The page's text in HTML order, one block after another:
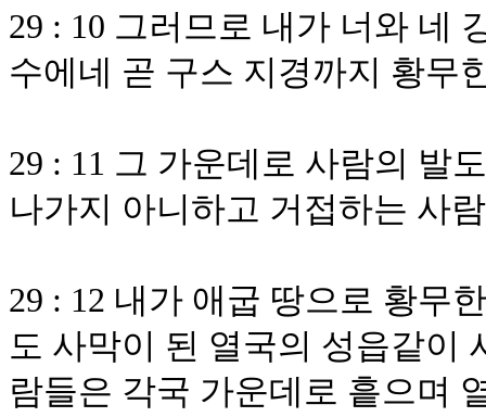
29 : 10 그러므로 내가 너와 네
수에네 곧 구스 지경까지 황무
29 : 11 그 가운데로 사람의 발
나가지 아니하고 거접하는 사
29 : 12 내가 애굽 땅으로 황무
도 사막이 된 열국의 성읍같이
람들은 각국 가운데로 흩으며